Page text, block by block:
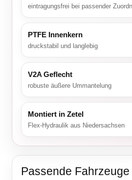
eintragungsfrei bei passender
PTFE Innenkern
druckstabil und langlebig
V2A Geflecht
robuste äußere Ummantelung
Montiert in Zetel
Flex-Hydraulik aus Niedersachsen
Passende Fahrzeuge